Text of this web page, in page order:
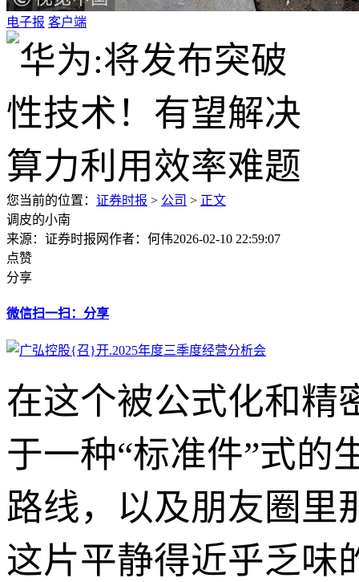
电子报 客户端
您当前的位置： 证券时报 > 公司 > 正文
调皮的小南
来源：证券时报网作者：何伟2026-02-10 22:59:07
点赞
分享
微信扫一扫：分享
在这个被公式化和精
于一种“标准件”式的
路线，以及朋友圈里
这片平静得近乎乏味